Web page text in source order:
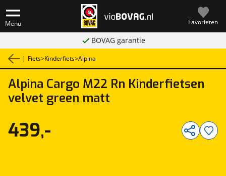
Menu Favorieten
BOVAG garantie
| Fiets>Kinderfiets>Alpina
Alpina Cargo M22 Rn Kinderfietsen
velvet green matt
1/1
439,-